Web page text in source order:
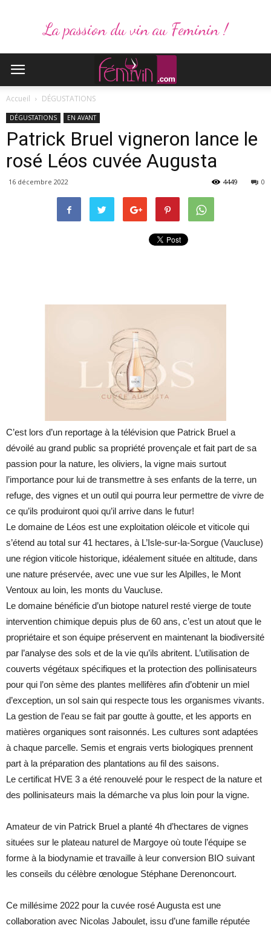
La passion du vin au Feminin !
Accueil DÉGUSTATIONS
DÉGUSTATIONS EN AVANT
Patrick Bruel vigneron lance le
rosé Léos cuvée Augusta
16 décembre 2022 0
4449
C’est lors d’un reportage à la télévision que Patrick Bruel a
dévoilé au grand public sa propriété provençale et fait part de sa
passion pour la nature, les oliviers, la vigne mais surtout
l’importance pour lui de transmettre à ses enfants de la terre, un
refuge, des vignes et un outil qui pourra leur permettre de vivre de
ce qu’ils produiront quoi qu’il arrive dans le futur!
Le domaine de Léos est une exploitation oléicole et viticole qui
s’étend au total sur 41 hectares, à L’Isle-sur-la-Sorgue (Vaucluse)
une région viticole historique, idéalement située en altitude, dans
une nature préservée, avec une vue sur les Alpilles, le Mont
Ventoux au loin, les monts du Vaucluse.
Le domaine bénéficie d’un biotope naturel resté vierge de toute
intervention chimique depuis plus de 60 ans, c’est un atout que le
propriétaire et son équipe préservent en maintenant la biodiversité
par l’analyse des sols et de la vie qu’ils abritent. L’utilisation de
couverts végétaux spécifiques et la protection des pollinisateurs
pour qui l’on sème des plantes mellifères afin d’obtenir un miel
d’exception, un sol sain qui respecte tous les organismes vivants.
La gestion de l’eau se fait par goutte à goutte, et les apports en
matières organiques sont raisonnés. Les cultures sont adaptées
à chaque parcelle. Semis et engrais verts biologiques prennent
part à la préparation des plantations au fil des saisons.
Le certificat HVE 3 a été renouvelé pour le respect de la nature et
des pollinisateurs mais la démarche va plus loin pour la vigne.
Amateur de vin Patrick Bruel a planté 4h d’hectares de vignes
situées sur le plateau naturel de Margoye où toute l’équipe se
forme à la biodynamie et travaille à leur conversion BIO suivant
les conseils du célèbre œnologue Stéphane Derenoncourt.
Ce millésime 2022 pour la cuvée rosé Augusta est une
collaboration avec Nicolas Jaboulet, issu d’une famille réputée